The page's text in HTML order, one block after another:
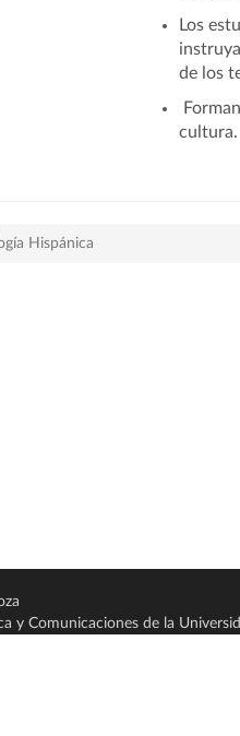
Los
de los
cultura.
Hispánica
y Comunicaciones de la